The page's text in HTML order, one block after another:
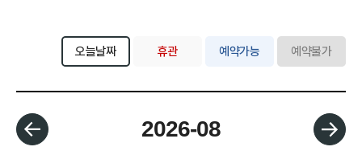
오늘날짜 휴관 예약가능 예약불가
월 선택